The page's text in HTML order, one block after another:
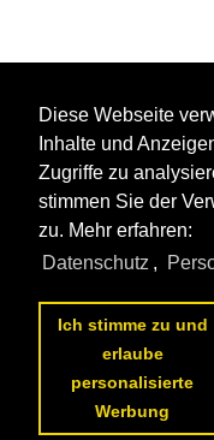
Diese Webseite
Inhalte und
Zugriffe zu
stimmen Sie der
zu. Mehr erfahren:
Datenschutz ,
Ich stimme zu und
erlaube
personalisierte
Werbung